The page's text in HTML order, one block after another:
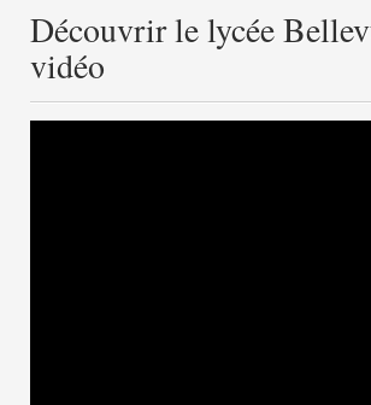
Découvrir le lycée
vidéo